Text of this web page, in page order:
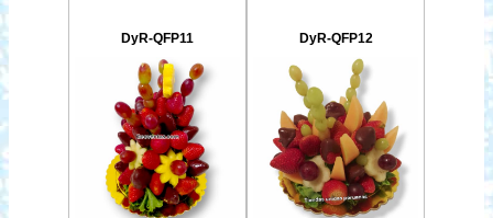
DyR-QFP11 DyR-QFP12